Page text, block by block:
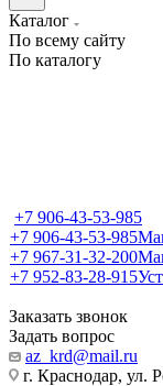
Каталог
По всему сайту
По каталогу
+7 906-43-53-985
+7 906-43-53-985
+7 967-31-32-200
+7 952-83-28-915
Заказать звонок
Задать вопрос
az_krd@mail.ru
г. Краснодар, ул.